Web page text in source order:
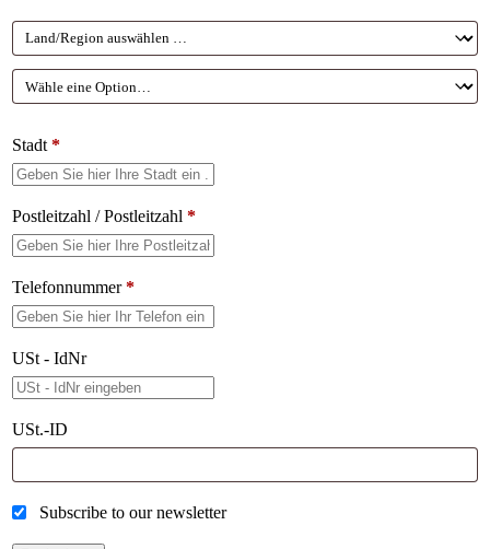
Stadt *
Postleitzahl / Postleitzahl *
Telefonnummer*
USt - IdNr
USt.-ID
Subscribe to our newsletter